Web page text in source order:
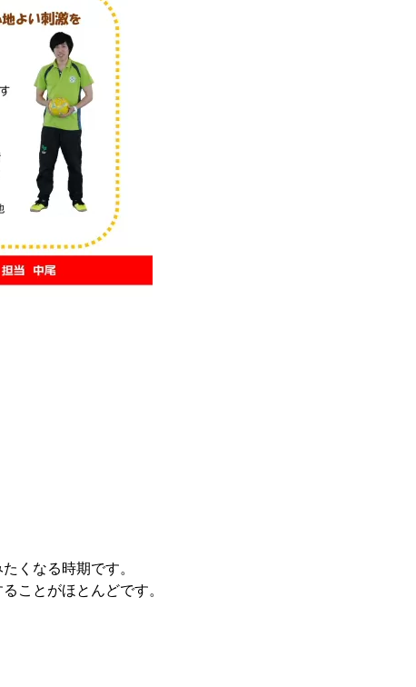
くなる時期です。
ことがほとんどです。